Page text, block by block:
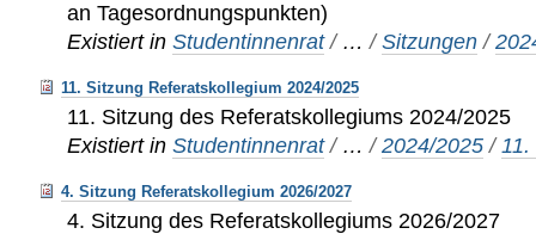
an Tagesordnungspunkten)
Existiert in Studentinnenrat / …/Sitzungen /
11. Sitzung Referatskollegium 2024/2025
11. Sitzung des Referatskollegiums 2024/2025
Existiert in Studentinnenrat / …/2024/2025 /
4. Sitzung Referatskollegium 2026/2027
4. Sitzung des Referatskollegiums 2026/2027